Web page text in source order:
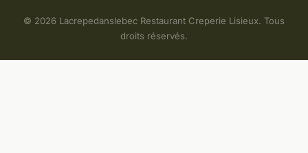
© 2026 Lacrepedanslebec Restaurant Creperie Lisieux. Tous
droits réservés.